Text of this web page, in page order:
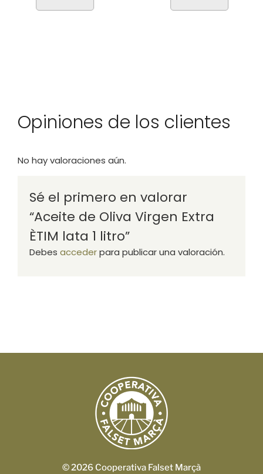
de 5
Opiniones de los clientes
No hay valoraciones aún.
Sé el primero en valorar
“Aceite de Oliva Virgen Extra
ÈTIM lata 1 litro”
Debes accederpara publicar una valoración.
© 2026 Cooperativa Falset Marçà